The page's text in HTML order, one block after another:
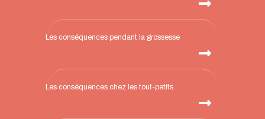
Les conséquences pendant la grossesse
Les conséquences chez les tout-petits